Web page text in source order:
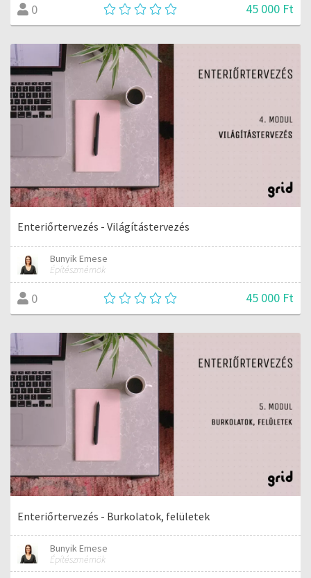
0 45 000 Ft
Enteriőrtervezés - Világítástervezés
Bunyik Emese
Építészmérnök
0 45 000 Ft
Enteriőrtervezés - Burkolatok, felületek
Bunyik Emese
Építészmérnök